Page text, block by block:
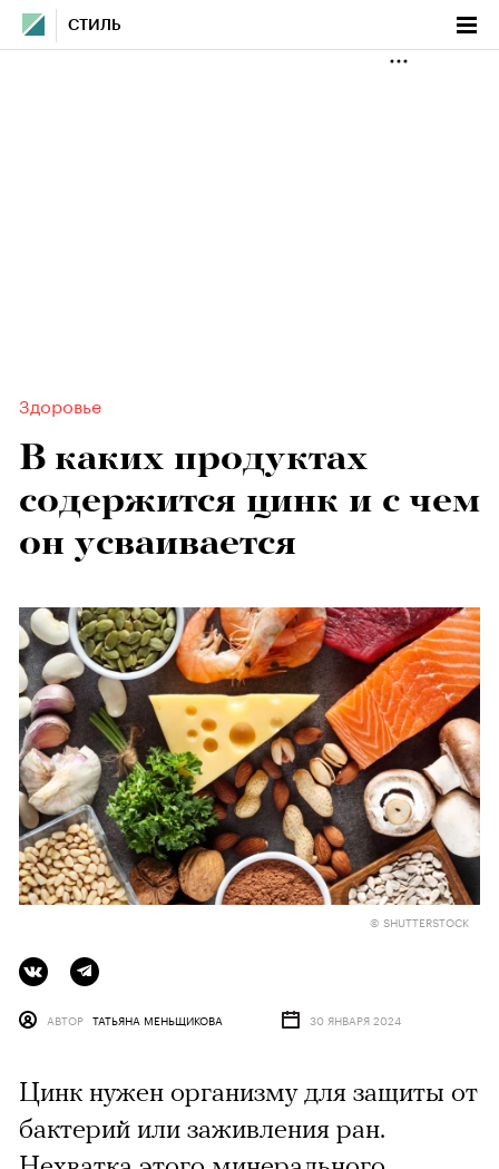
СТИЛЬ
Здоровье
В каких продуктах
содержится цинк и с чем
он усваивается
© SHUTTERSTOCK
АВТОР ТАТЬЯНА МЕНЬЩИКОВА 30 ЯНВАРЯ 2024
Цинк нужен организму для защиты от
бактерий или заживления ран.